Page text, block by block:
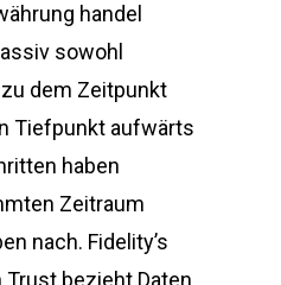
handel
sowohl
dem Zeitpunkt
Tiefpunkt aufwärts
haben
Zeitraum
nach. Fidelity’s
bezieht Daten